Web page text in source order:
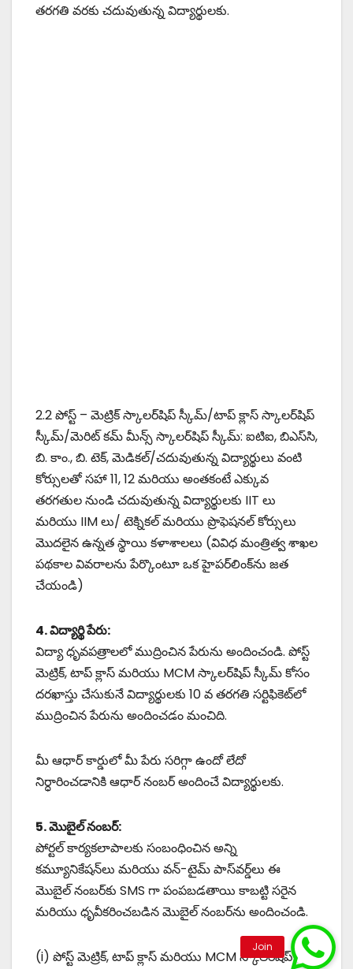
తరగతి వరకు చదువుతున్న విద్యార్థులకు.
2.2 పోస్ట్ – మెట్రిక్ స్కాలర్‌షిప్ స్కీమ్/టాప్ క్లాస్ స్కాలర్‌షిప్
స్కీమ్/మెరిట్ కమ్ మీన్స్ స్కాలర్‌షిప్ స్కీమ్: ఐటిఐ, బిఎస్‌సి,
బి. కాం., బి. టెక్, మెడికల్/చదువుతున్న విద్యార్థులు వంటి
కోర్సులతో సహా 11, 12 మరియు అంతకంటే ఎక్కువ
తరగతుల నుండి చదువుతున్న విద్యార్థులకు IIT లు
మరియు IIM లు/ టెక్నికల్ మరియు ప్రొఫెషనల్ కోర్సులు
మొదలైన ఉన్నత స్థాయి కళాశాలలు (వివిధ మంత్రిత్వ శాఖల
పథకాల వివరాలను పేర్కొంటూ ఒక హైపర్‌లింక్‌ను జత
చేయండి)
4. విద్యార్థి పేరు:
విద్యా ధృవపత్రాలలో ముద్రించిన పేరును అందించండి. పోస్ట్
మెట్రిక్, టాప్ క్లాస్ మరియు MCM స్కాలర్‌షిప్ స్కీమ్ కోసం
దరఖాస్తు చేసుకునే విద్యార్థులకు 10 వ తరగతి సర్టిఫికెట్‌లో
ముద్రించిన పేరును అందించడం మంచిది.
మీ ఆధార్ కార్డులో మీ పేరు సరిగ్గా ఉందో లేదో
నిర్ధారించడానికి ఆధార్ నంబర్ అందించే విద్యార్థులకు.
5. మొబైల్ నంబర్:
పోర్టల్ కార్యకలాపాలకు సంబంధించిన అన్ని
కమ్యూనికేషన్‌లు మరియు వన్-టైమ్ పాస్‌వర్డ్‌లు ఈ
మొబైల్ నంబర్‌కు SMS గా పంపబడతాయి కాబట్టి సరైన
మరియు ధృవీకరించబడిన మొబైల్ నంబర్‌ను అందించండి.
(i) పోస్ట్ మెట్రిక్, టాప్ క్లాస్ మరియు MCM స్కాలర్‌షిప్